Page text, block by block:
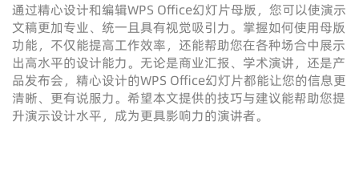
通过精心设计和编辑WPS Office幻灯片母版，您可以使演示
文稿更加专业、统一且具有视觉吸引力。掌握如何使用母版
功能，不仅能提高工作效率，还能帮助您在各种场合中展示
出高水平的设计能力。无论是商业汇报、学术演讲，还是产
品发布会，精心设计的WPS Office幻灯片都能让您的信息更
清晰、更有说服力。希望本文提供的技巧与建议能帮助您提
升演示设计水平，成为更具影响力的演讲者。